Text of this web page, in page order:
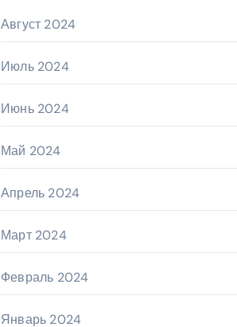
Август 2024
Июль 2024
Июнь 2024
Май 2024
Апрель 2024
Март 2024
Февраль 2024
Январь 2024